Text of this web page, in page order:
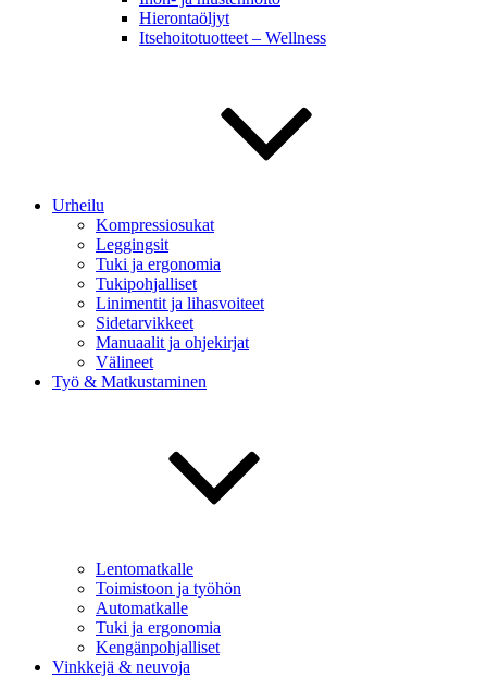
Hierontaöljyt
Itsehoitotuotteet – Wellness
Urheilu
Kompressiosukat
Leggingsit
Tuki ja ergonomia
Tukipohjalliset
Linimentit ja lihasvoiteet
Sidetarvikkeet
Manuaalit ja ohjekirjat
Välineet
Työ & Matkustaminen
Lentomatkalle
Toimistoon ja työhön
Automatkalle
Tuki ja ergonomia
Kengänpohjalliset
Vinkkejä & neuvoja